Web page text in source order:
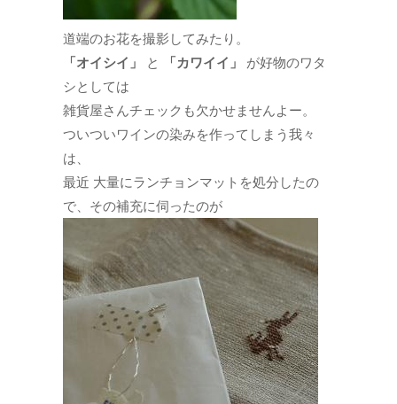
道端のお花を撮影してみたり。
「オイシイ」
と 「カワイイ」
が好物のワタ
シとしては
雑貨屋さんチェックも欠かせませんよー。
ついついワインの染みを作ってしまう我々
は、
最近 大量にランチョンマットを処分したの
で、その補充に伺ったのが